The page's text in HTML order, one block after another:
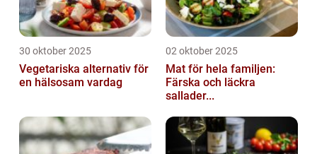
30 oktober 2025
Vegetariska alternativ för
en hälsosam vardag
02 oktober 2025
Mat för hela familjen:
Färska och läckra
sallader...